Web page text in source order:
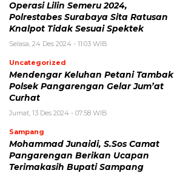
Operasi Lilin Semeru 2024,
Polrestabes Surabaya Sita Ratusan
Knalpot Tidak Sesuai Spektek
Selasa, 24 Des 2024 - 11:03 WIB
Uncategorized
Mendengar Keluhan Petani Tambak
Polsek Pangarengan Gelar Jum’at
Curhat
Jumat, 13 Des 2024 - 07:58 WIB
Sampang
Mohammad Junaidi, S.Sos Camat
Pangarengan Berikan Ucapan
Terimakasih Bupati Sampang